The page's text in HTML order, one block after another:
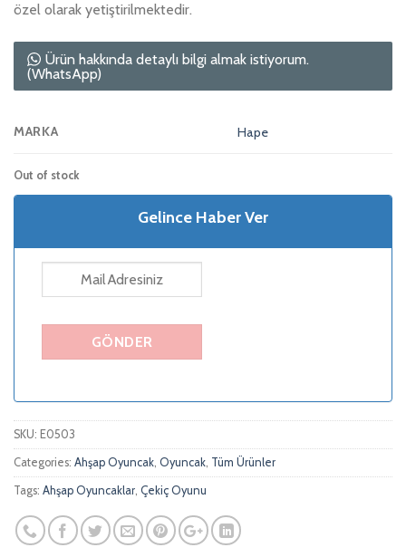
özel olarak yetiştirilmektedir.
Ürün hakkında detaylı bilgi almak istiyorum.
(WhatsApp)
MARKA Hape
Out of stock
Gelince Haber Ver
SKU: E0503
Categories: Ahşap Oyuncak Oyuncak Tüm Ürünler
Tags: Ahşap Oyuncaklar Çekiç Oyunu